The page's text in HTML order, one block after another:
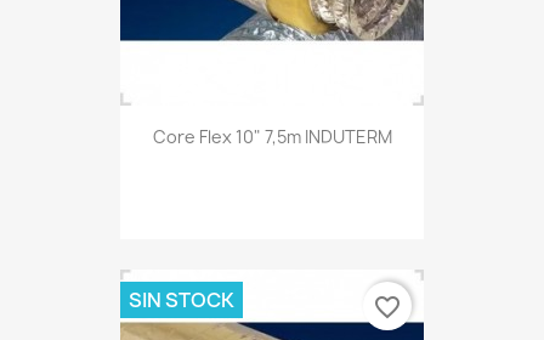
Core Flex 10" 7,5m INDUTERM
SIN STOCK favorite_border